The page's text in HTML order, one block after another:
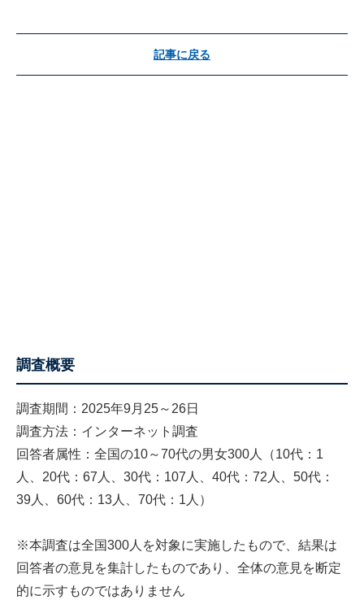
記事に戻る
調査概要
調査期間：2025年9月25～26日
調査方法：インターネット調査
回答者属性：全国の10～70代の男女300人（10代：1
人、20代：67人、30代：107人、40代：72人、50代：
39人、60代：13人、70代：1人）
※本調査は全国300人を対象に実施したもので、結果は
回答者の意見を集計したものであり、全体の意見を断定
的に示すものではありません